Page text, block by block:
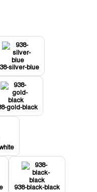
silver-blue
gold-black
938-black-black